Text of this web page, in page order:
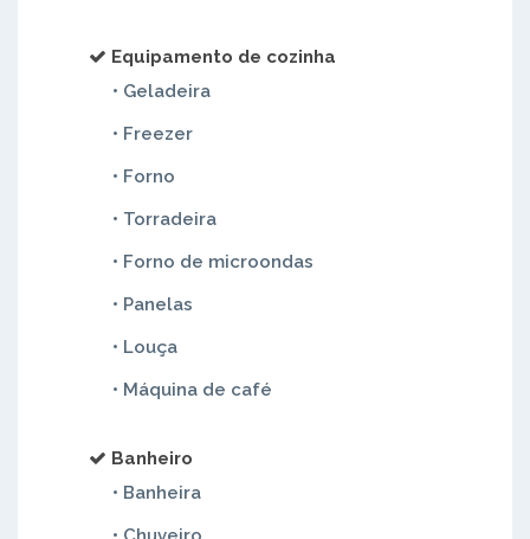
Equipamento de cozinha
• Geladeira
• Freezer
• Forno
• Torradeira
• Forno de microondas
• Panelas
• Louça
• Máquina de café
Banheiro
• Banheira